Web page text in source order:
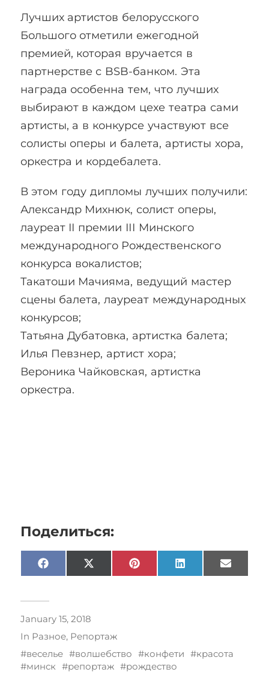
Лучших артистов белорусского
Большого отметили ежегодной
премией, которая вручается в
партнерстве с BSB-банком. Эта
награда особенна тем, что лучших
выбирают в каждом цехе театра сами
артисты, а в конкурсе участвуют все
солисты оперы и балета, артисты хора,
оркестра и кордебалета.
В этом году дипломы лучших получили:
Александр Михнюк, солист оперы,
лауреат II премии IІI Минского
международного Рождественского
конкурса вокалистов;
Такатоши Мачияма, ведущий мастер
сцены балета, лауреат международных
конкурсов;
Татьяна Дубатовка, артистка балета;
Илья Певзнер, артист хора;
Вероника Чайковская, артистка
оркестра.
Поделиться:
Facebook X
(Twitter)
Pinterest LinkedIn Email
January 15, 2018
In Разное, Репортаж
веселье
волшебство конфети
красота
минск
репортаж рождество